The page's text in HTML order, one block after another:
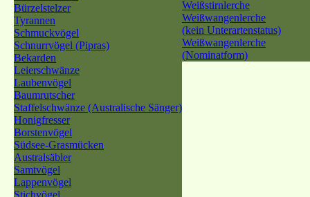
Bürzelstelzer
Tyrannen
Schmuckvögel
Schnurrvögel (Pipras)
Bekarden
Leierschwänze
Laubenvögel
Baumrutscher
Staffelschwänze (Australische Sänger)
Honigfresser
Borstenvögel
Südsee-Grasmücken
Australsäbler
Samtvögel
Lappenvögel
Stichvögel
Weißstirnlerche
Weißwangenlerche
(kein Unterartenstatus)
Weißwangenlerche
(Nominatform)